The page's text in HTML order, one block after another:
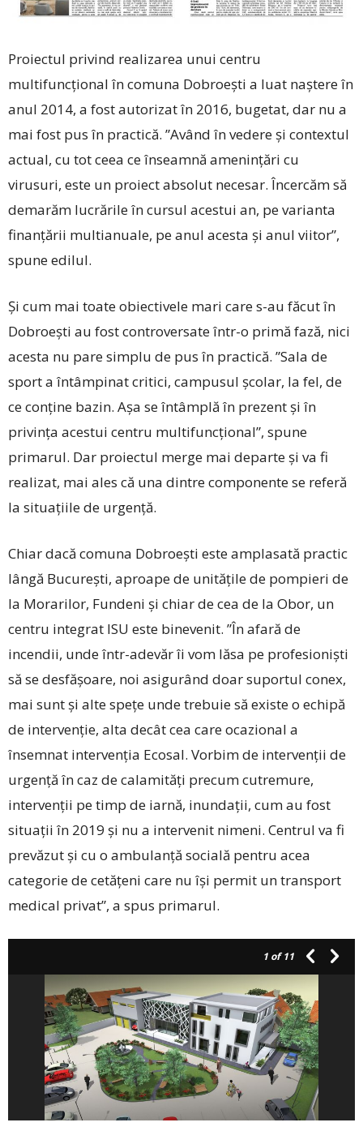
Proiectul privind realizarea unui centru
multifuncțional în comuna Dobroești a luat naștere în
anul 2014, a fost autorizat în 2016, bugetat, dar nu a
mai fost pus în practică. ”Având în vedere și contextul
actual, cu tot ceea ce înseamnă amenințări cu
virusuri, este un proiect absolut necesar. Încercăm să
demarăm lucrările în cursul acestui an, pe varianta
finanțării multianuale, pe anul acesta și anul viitor”,
spune edilul.
Și cum mai toate obiectivele mari care s-au făcut în
Dobroești au fost controversate într-o primă fază, nici
acesta nu pare simplu de pus în practică. ”Sala de
sport a întâmpinat critici, campusul școlar, la fel, de
ce conține bazin. Așa se întâmplă în prezent și în
privința acestui centru multifuncțional”, spune
primarul. Dar proiectul merge mai departe și va fi
realizat, mai ales că una dintre componente se referă
la situațiile de urgență.
Chiar dacă comuna Dobroești este amplasată practic
lângă București, aproape de unitățile de pompieri de
la Morarilor, Fundeni și chiar de cea de la Obor, un
centru integrat ISU este binevenit. ”În afară de
incendii, unde într-adevăr îi vom lăsa pe profesioniști
să se desfășoare, noi asigurând doar suportul conex,
mai sunt și alte spețe unde trebuie să existe o echipă
de intervenție, alta decât cea care ocazional a
însemnat intervenția Ecosal. Vorbim de intervenții de
urgență în caz de calamități precum cutremure,
intervenții pe timp de iarnă, inundații, cum au fost
situații în 2019 și nu a intervenit nimeni. Centrul va fi
prevăzut și cu o ambulanță socială pentru acea
categorie de cetățeni care nu își permit un transport
medical privat”, a spus primarul.
1 of 11